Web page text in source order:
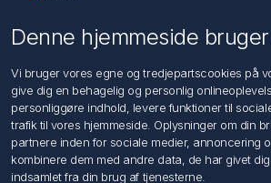
Søg
Min konto
Min konto
Denne hjemmeside
Vi bruger vores egne og tredjepartscookies på
give dig en behagelig og personlig
personliggøre indhold, levere funktioner til
trafik til vores hjemmeside. Oplysninger om din
partnere inden for sociale medier, annoncering
kombinere dem med andre data, de har givet
indsamlet fra din brug af tjenesterne.